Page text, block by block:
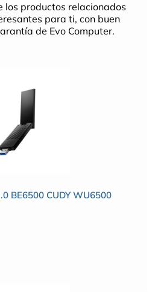
los productos relacionados
para ti, con buen
de Evo Computer.
BE6500 CUDY WU6500